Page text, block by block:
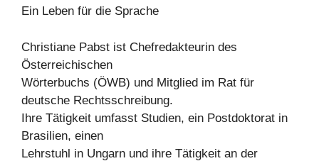
Ein Leben für die Sprache
Christiane Pabst ist Chefredakteurin des
Österreichischen
Wörterbuchs (ÖWB) und Mitglied im Rat für
deutsche Rechtsschreibung.
Ihre Tätigkeit umfasst Studien, ein Postdoktorat in
Brasilien, einen
Lehrstuhl in Ungarn und ihre Tätigkeit an der